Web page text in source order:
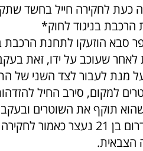
כעת לחקירה חייל בחשד
הרכבת בניגוד לחוק*
סבא הוזעקו לתחנת
שעוכב על ידו, זאת
על מנת לעבור לצד השני של
למקום, סירב החיל
תוקף את השוטרים
החיל, תושב הדרום בן 21
הצבאית.